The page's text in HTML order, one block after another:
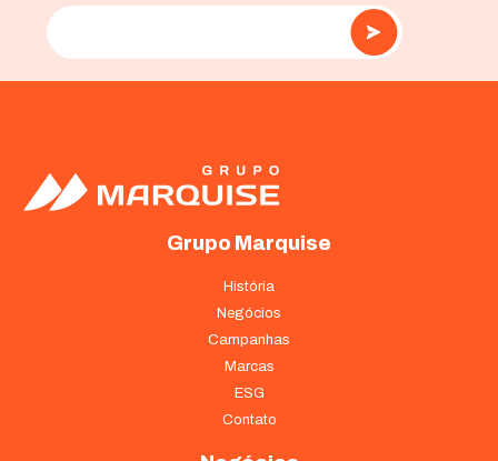
Grupo Marquise
História
Negócios
Campanhas
Marcas
ESG
Contato